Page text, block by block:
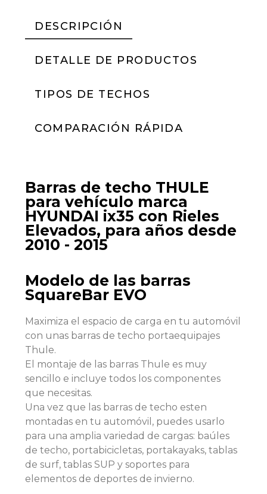
DESCRIPCIÓN
DETALLE DE PRODUCTOS
TIPOS DE TECHOS
COMPARACIÓN RÁPIDA
Barras de techo THULE
para vehículo marca
HYUNDAI ix35 con Rieles
Elevados, para años desde
2010 - 2015
Modelo de las barras
SquareBar EVO
Maximiza el espacio de carga en tu automóvil
con unas barras de techo portaequipajes
Thule.
El montaje de las barras Thule es muy
sencillo e incluye todos los componentes
que necesitas.
Una vez que las barras de techo esten
montadas en tu automóvil, puedes usarlo
para una amplia variedad de cargas: baúles
de techo, portabicicletas, portakayaks, tablas
de surf, tablas SUP y soportes para
elementos de deportes de invierno.